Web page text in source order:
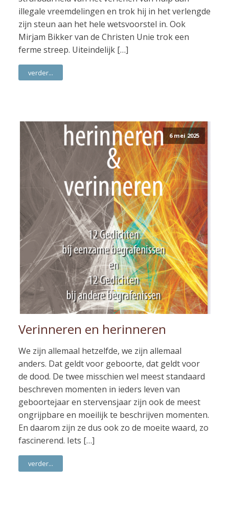
illegale vreemdelingen en trok hij in het verlengde
zijn steun aan het hele wetsvoorstel in. Ook
Mirjam Bikker van de Christen Unie trok een
ferme streep. Uiteindelijk […]
verder...
6 mei 2025
Verinneren en herinneren
We zijn allemaal hetzelfde, we zijn allemaal
anders. Dat geldt voor geboorte, dat geldt voor
de dood. De twee misschien wel meest standaard
beschreven momenten in ieders leven van
geboortejaar en stervensjaar zijn ook de meest
ongrijpbare en moeilijk te beschrijven momenten.
En daarom zijn ze dus ook zo de moeite waard, zo
fascinerend. Iets […]
verder...